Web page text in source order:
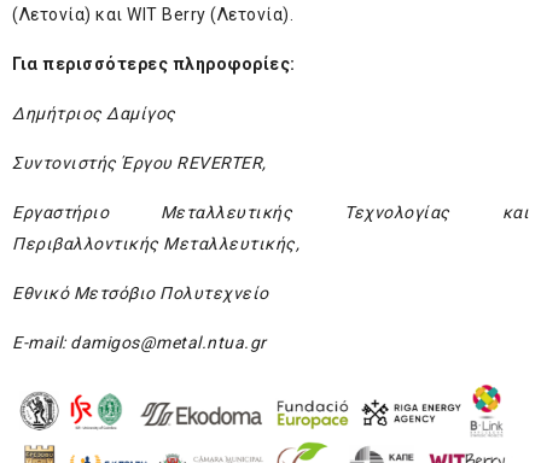
(Λετονία) και WIT Berry (Λετονία).
Για περισσότερες πληροφορίες:
Δημήτριος Δαμίγος
Συντονιστής Έργου REVERTER,
Εργαστήριο Μεταλλευτικής Τεχνολογίας και
Περιβαλλοντικής Μεταλλευτικής,
Εθνικό Μετσόβιο Πολυτεχνείο
E-mail: damigos@metal.ntua.gr